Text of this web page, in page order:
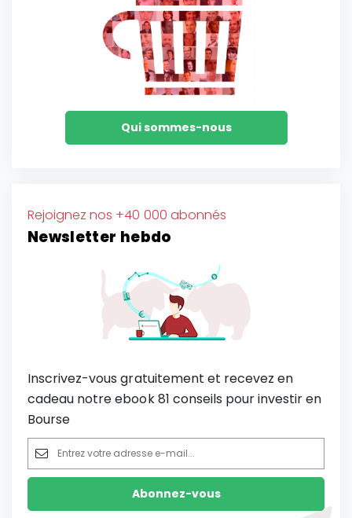
Qui sommes-nous
Rejoignez nos +40 000 abonnés
Newsletter hebdo
Inscrivez-vous gratuitement et recevez en
cadeau notre ebook 81 conseils pour investir en
Bourse